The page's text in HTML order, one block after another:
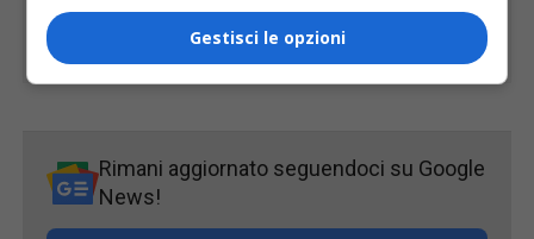
Rimani aggiornato seguendoci su Google
News!
Gestisci le opzioni